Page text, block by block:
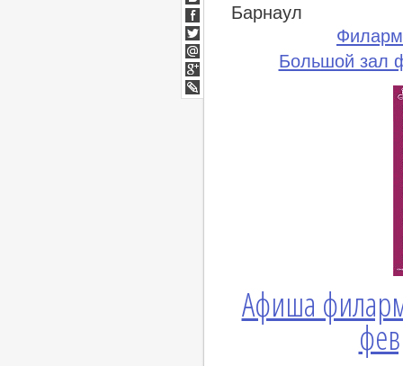
Барнаул
Большой зал
Афиша
ВКонтакте
Facebook
Twitter
Мой
Мир
Google+
lj